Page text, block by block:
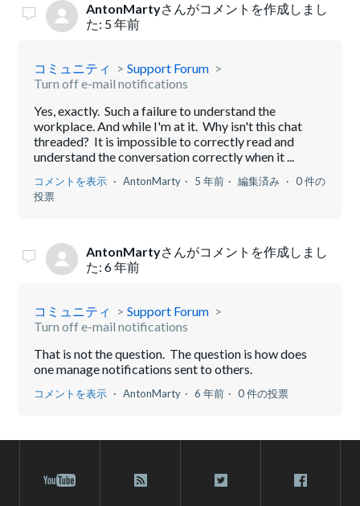
AntonMartyさんがコメントを作成しまし
た: 5 年前
コミュニティ
Support Forum
Turn off e-mail notifications
Yes, exactly. Such a failure to understand the
workplace. And while I'm at it. Why isn't this chat
threaded? It is impossible to correctly read and
understand the conversation correctly when it ...
コメントを表示 AntonMarty 5 年前 編集済み
0 件の
投票
AntonMartyさんがコメントを作成しまし
た:6 年前
コミュニティ
Support Forum
Turn off e-mail notifications
That is not the question. The question is how does
one manage notifications sent to others.
コメントを表示 AntonMarty 6 年前 0 件の投票